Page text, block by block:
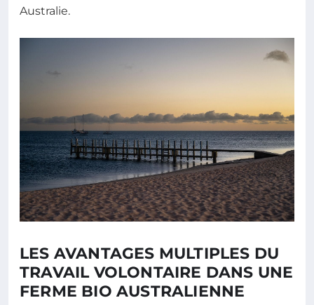
Australie.
LES AVANTAGES MULTIPLES DU
TRAVAIL VOLONTAIRE DANS UNE
FERME BIO AUSTRALIENNE